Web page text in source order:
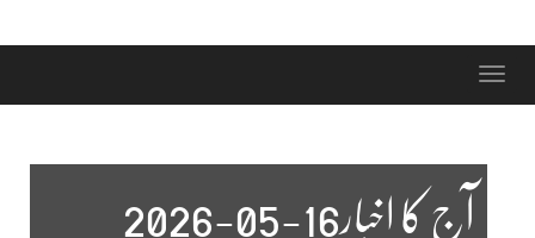
Toggle
آج کا اخبار16-05-2026